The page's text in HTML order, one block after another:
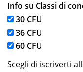
Info su Classi di
30 CFU
36 CFU
60 CFU
Scegli di iscriverti